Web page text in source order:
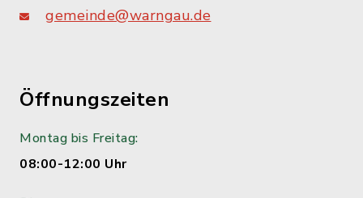
gemeinde@warngau.de
Öffnungszeiten
Montag bis Freitag:
08:00-12:00 Uhr